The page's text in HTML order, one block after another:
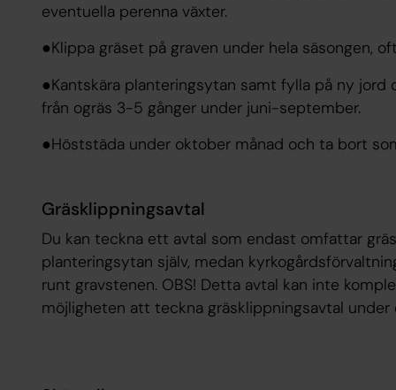
eventuella perenna växter.
●Klippa gräset på graven under hela säsongen,
●Kantskära planteringsytan samt fylla på ny jord
från ogräs 3-5 gånger under juni-september.
●Höststäda under oktober månad och ta bort
Gräsklippningsavtal
Du kan teckna ett avtal som endast omfattar
planteringsytan själv, medan
runt gravstenen. OBS! Detta avtal kan inte
möjligheten att teckna gräsklippningsavtal under